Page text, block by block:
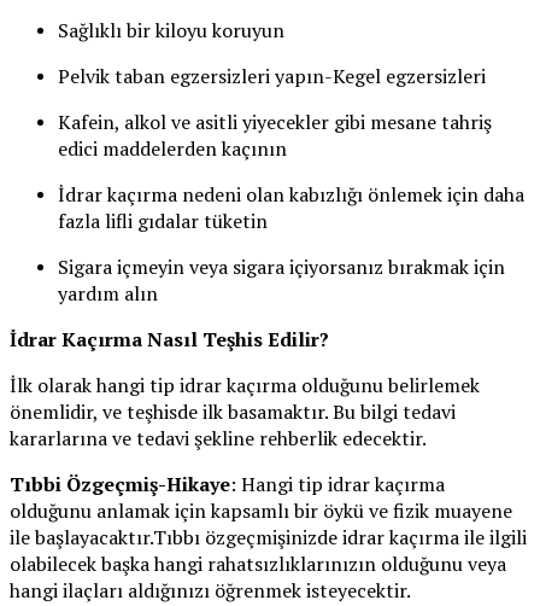
Sağlıklı bir kiloyu koruyun
Pelvik taban egzersizleri yapın-Kegel egzersizleri
Kafein, alkol ve asitli yiyecekler gibi mesane tahriş
edici maddelerden kaçının
İdrar kaçırma nedeni olan kabızlığı önlemek için daha
fazla lifli gıdalar tüketin
Sigara içmeyin veya sigara içiyorsanız bırakmak için
yardım alın
İdrar Kaçırma Nasıl Teşhis Edilir?
İlk olarak hangi tip idrar kaçırma olduğunu belirlemek
önemlidir, ve teşhisde ilk basamaktır. Bu bilgi tedavi
kararlarına ve tedavi şekline rehberlik edecektir.
Tıbbi Özgeçmiş-Hikaye: Hangi tip idrar kaçırma
olduğunu anlamak için kapsamlı bir öykü ve fizik muayene
ile başlayacaktır.Tıbbı özgeçmişinizde idrar kaçırma ile ilgili
olabilecek başka hangi rahatsızlıklarınızın olduğunu veya
hangi ilaçları aldığınızı öğrenmek isteyecektir.